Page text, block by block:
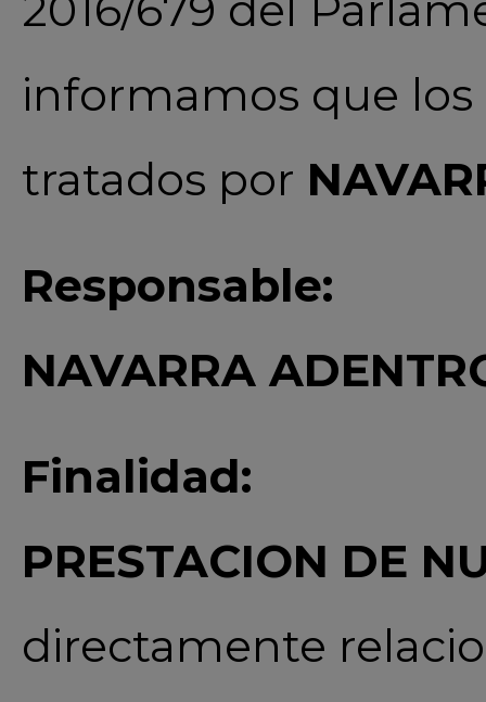
informamos que los
tratados por
Responsable:
NAVARRA
Finalidad:
PRESTACION DE
directamente